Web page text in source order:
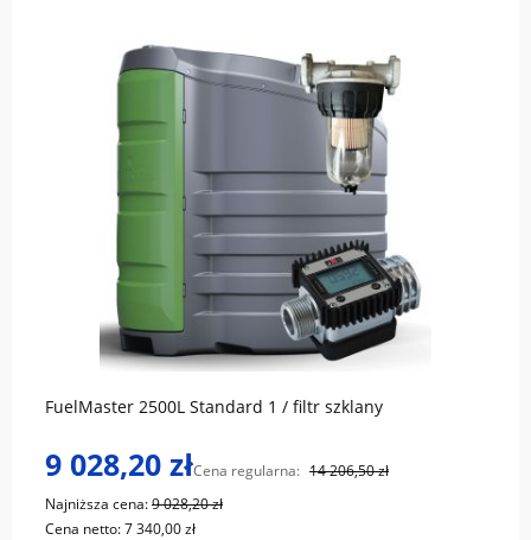
FuelMaster 2500L Standard 1 / filtr szklany
9 028,20 złCena regularna: 14 206,50 zł
Najniższa cena:9 028,20 zł
Cena netto:7 340,00 zł
do koszyka